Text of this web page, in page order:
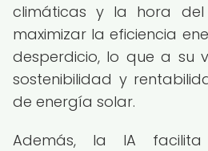
climáticas y la hora del
maximizar la eficiencia
desperdicio, lo que a su
sostenibilidad y
de energía solar.
Además, la IA